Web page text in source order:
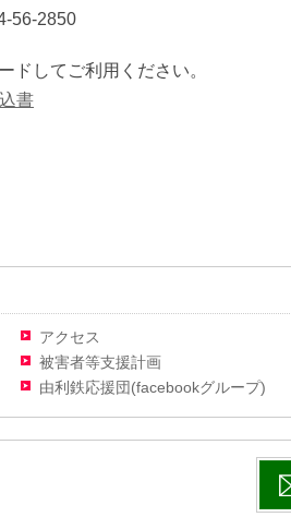
56-2850
ドしてご利用ください。
書
アクセス
被害者等支援計画
由利鉄応援団(facebookグループ)